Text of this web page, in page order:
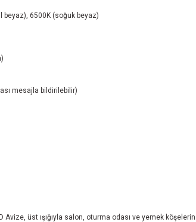
beyaz), 6500K (soğuk beyaz)
mesajla bildirilebilir)
Avize, üst ışığıyla salon, oturma odası ve yemek